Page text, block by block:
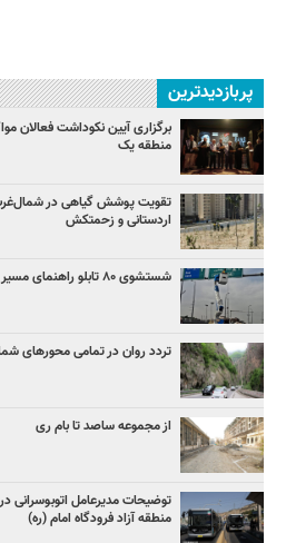
پربازدیدترین
برگزاری آیین نکوداشت فعالان
منطقه یک
تقویت پوشش گیاهی در
اردستانی و زحمتکش
شستشوی ۸۰ تابلو راهنمای مسیر با استفاده از بالابر
تردد روان در تمامی محورهای
از مجموعه ساصد تا بام ری
توضیحات مدیرعامل اتوبوسرانی
منطقه آزاد فرودگاه امام (ره)